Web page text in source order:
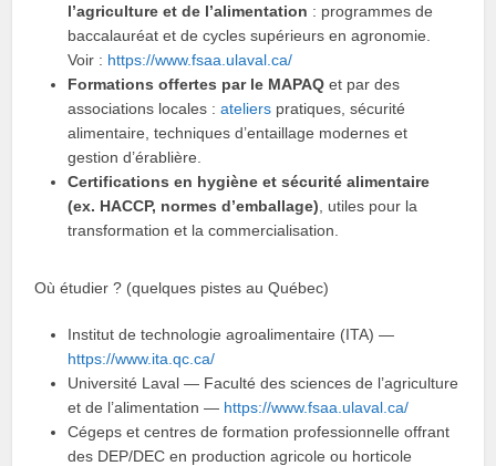
l’agriculture et de l’alimentation : programmes de
baccalauréat et de cycles supérieurs en agronomie.
Voir : https://www.fsaa.ulaval.ca/
Formations offertes par le MAPAQ et par des
associations locales :ateliers pratiques, sécurité
alimentaire, techniques d’entaillage modernes et
gestion d’érablière.
Certifications en hygiène et sécurité alimentaire
(ex. HACCP, normes d’emballage) , utiles pour la
transformation et la commercialisation.
Où étudier ? (quelques pistes au Québec)
Institut de technologie agroalimentaire (ITA) —
https://www.ita.qc.ca/
Université Laval — Faculté des sciences de l’agriculture
et de l’alimentation — https://www.fsaa.ulaval.ca/
Cégeps et centres de formation professionnelle offrant
des DEP/DEC en production agricole ou horticole